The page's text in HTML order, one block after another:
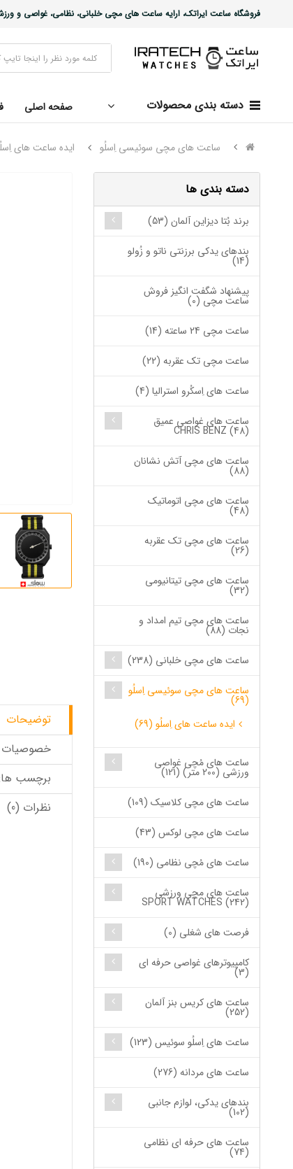
فروشگاه ساعت ایراتک، ارایه ساعت های مچی خلبانی، نظامی، غواصی و
دسته بندی محصولات صفحه اصلی
ساعت های مچی سوئیسی اِسلُو ایده ساعت های
دسته بندی ها
برند بُتا دیزاین آلمان (53)
بندهای یدکی برزنتی ناتو و زُولو
(14)
پیشنهاد شگفت انگیز فروش
ساعت مچی (0)
ساعت مچی 24 ساعته (14)
ساعت مچی تک عقربه (22)
ساعت های اِسکُرو استرالیا (4)
ساعت های غواصی عمیق
CHRIS BENZ (48)
ساعت های مچی آتش نشانان
(88)
ساعت های مچی اتوماتیک
(48)
ساعت های مچی تک عقربه
(26)
ساعت های مچی تیتانیومی
(32)
ساعت های مچی تیم امداد و
نجات (88)
ساعت های مچی خلبانی (238)
ساعت های مچی سوئیسی اِسلُو
(69)
ایده ساعت های اِسلُو (69)
ساعت های مُچی غواصی
ورزشی (200 متر) (121)
ساعت های مچی کلاسیک (109)
ساعت های مچی لوکس (43)
ساعت های مُچی نظامی (190)
ساعت های مچی ورزشی
SPORT WATCHES (242)
فرصت های شغلی (0)
کامپیوترهای غواصی حرفه ای
(3)
ساعت های کریس بنز آلمان
(252)
ساعت های اِسلُو سوئیس (123)
ساعت های مردانه (276)
بندهای یدکی، لوازم جانبی
(102)
ساعت های حرفه ای نظامی
(74)
توضیحات
خصوصیات
برچسب
نظرات (0)